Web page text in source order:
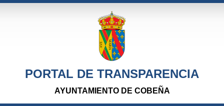
PORTAL DE TRANSPARENCIA
AYUNTAMIENTO DE COBEÑA